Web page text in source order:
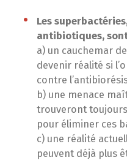
Les
antibiotiques,
a) un cauchemar
devenir réalité si
contre
b) une menace
trouveront
pour éliminer ces
c) une réalité
peuvent déjà plus